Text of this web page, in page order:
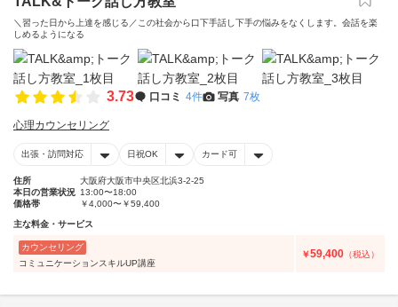
＼習った日から上達を感じる／この社会から口下手話し下手の悩みをなくします。会話を楽
しめるようになる
3.73 口コミ 4件 写真 7枚
心理カウンセリング
出張・訪問対応 日祝OK カード可
住所
大阪府大阪市中央区北浜3-2-25
本日の営業状況 13:00〜18:00
価格帯
￥4,000〜￥59,400
主な料金・サービス
カウンセリング
コミュニケーションスキルUP講座
￥59,400 （税込）